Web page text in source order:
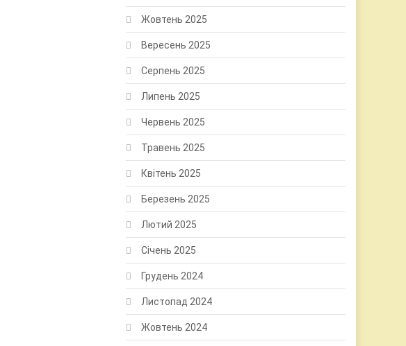
Жовтень 2025
Вересень 2025
Серпень 2025
Липень 2025
Червень 2025
Травень 2025
Квітень 2025
Березень 2025
Лютий 2025
Січень 2025
Грудень 2024
Листопад 2024
Жовтень 2024